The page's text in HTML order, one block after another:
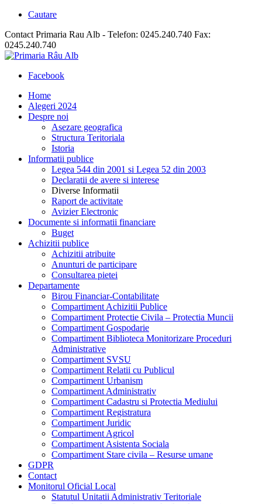
Cautare
Contact Primaria Rau Alb - Telefon: 0245.240.740 Fax:
0245.240.740
Facebook
Home
Alegeri 2024
Despre noi
Asezare geografica
Structura Teritoriala
Istoria
Informatii publice
Legea 544 din 2001 si Legea 52 din 2003
Declaratii de avere si interese
Diverse Informatii
Raport de activitate
Avizier Electronic
Documente si informatii financiare
Buget
Achizitii publice
Achizitii atribuite
Anunturi de participare
Consultarea pietei
Departamente
Birou Financiar-Contabilitate
Compartiment Achizitii Publice
Compartiment Protectie Civila – Protectia Muncii
Compartiment Gospodarie
Compartiment Biblioteca Monitorizare Proceduri
Administrative
Compartiment SVSU
Compartiment Relatii cu Publicul
Compartiment Urbanism
Compartiment Administrativ
Compartiment Cadastru si Protectia Mediului
Compartiment Registratura
Compartiment Juridic
Compartiment Agricol
Compartiment Asistenta Sociala
Compartiment Stare civila – Resurse umane
GDPR
Contact
Monitorul Oficial Local
Statutul Unitatii Administrativ Teritoriale